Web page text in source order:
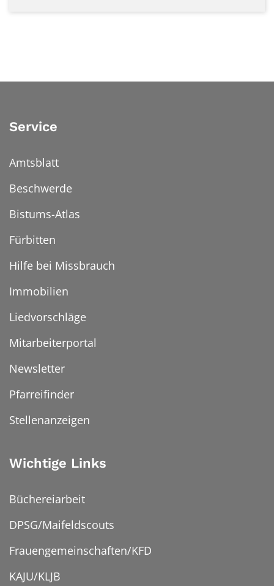
Service
Amtsblatt
Beschwerde
Bistums-Atlas
Fürbitten
Hilfe bei Missbrauch
Immobilien
Liedvorschläge
Mitarbeiterportal
Newsletter
Pfarreifinder
Stellenanzeigen
Wichtige Links
Büchereiarbeit
DPSG/Maifeldscouts
Frauengemeinschaften/KFD
KAJU/KLJB